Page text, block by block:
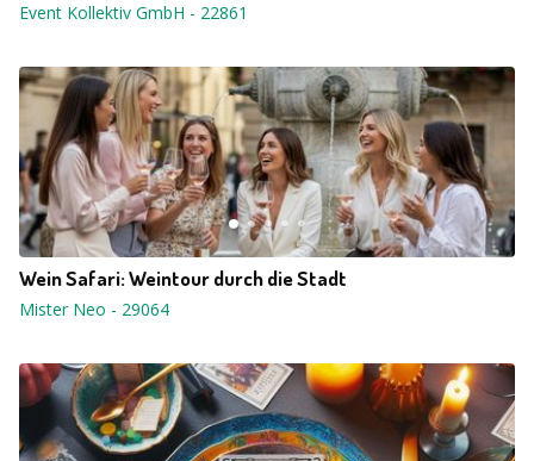
Event Kollektiv GmbH - 22861
Wein Safari: Weintour durch die Stadt
Mister Neo - 29064